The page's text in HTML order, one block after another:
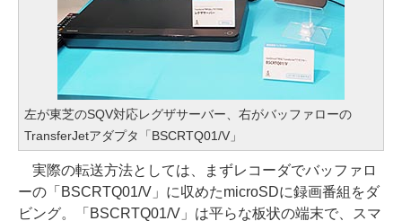
左が東芝のSQV対応レグザサーバー、右がバッファローの
TransferJetアダプタ「BSCRTQ01/V」
実際の転送方法としては、まずレコーダでバッファロ
ーの「BSCRTQ01/V」に収めたmicroSDに録画番組をダ
ビング。「BSCRTQ01/V」は平らな板状の端末で、スマ